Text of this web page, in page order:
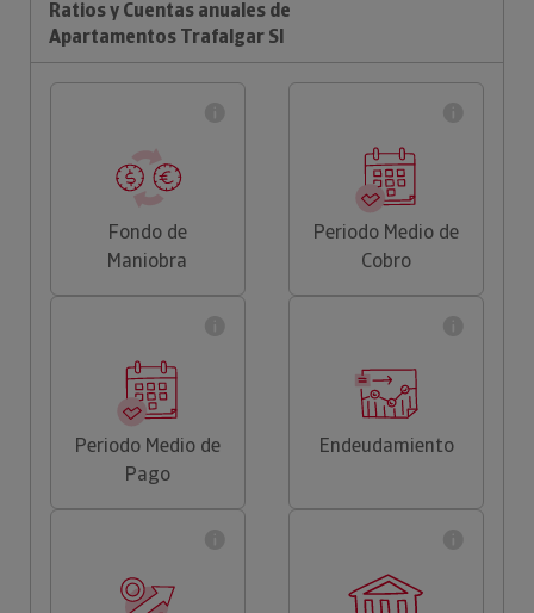
Ratios y Cuentas anuales de
Apartamentos Trafalgar Sl
Fondo de
Maniobra
Periodo Medio de
Cobro
Periodo Medio de
Pago
Endeudamiento